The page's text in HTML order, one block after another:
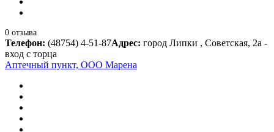
0 отзыва
Телефон: (48754) 4-51-87Адрес: город Липки , Советская, 2а -
вход с торца
Аптечный пункт, ООО Марена